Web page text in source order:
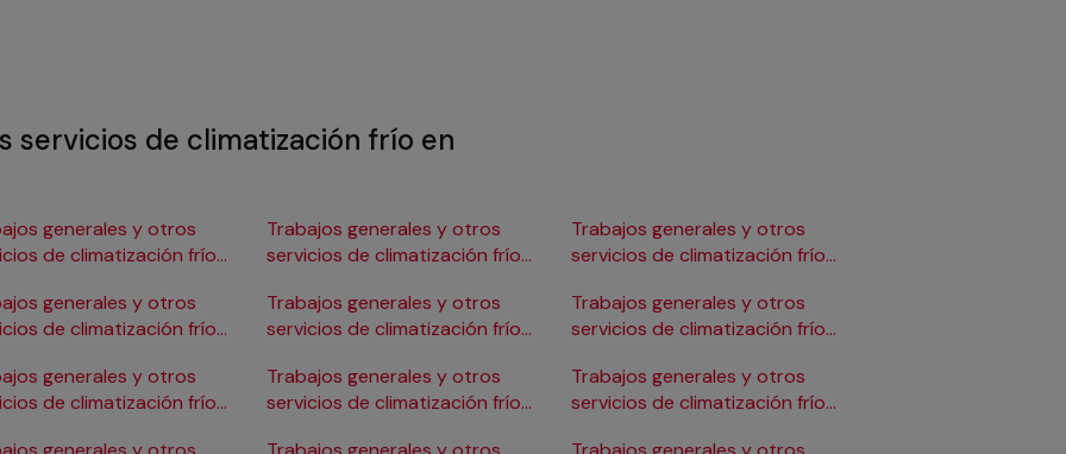
servicios de climatización frío en
generales y otros
de climatización frío
generales y otros
de climatización frío
generales y otros
de climatización frío
Trabajos generales y otros
servicios de climatización frío
Trabajos generales y otros
servicios de climatización frío
Trabajos generales y otros
servicios de climatización frío
Trabajos generales y otros
servicios de climatización frío
Trabajos generales y otros
servicios de climatización frío
Trabajos generales y otros
servicios de climatización frío